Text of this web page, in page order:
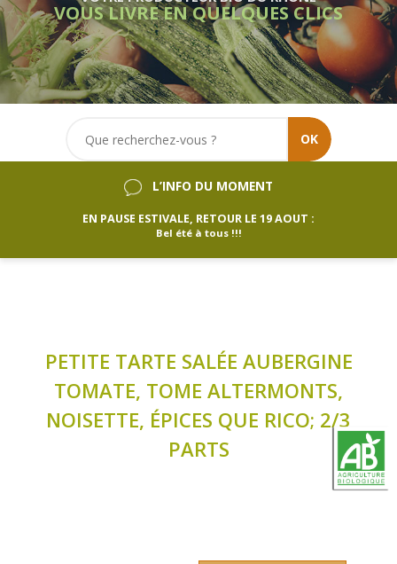
OK
L’INFO DU MOMENT
EN PAUSE ESTIVALE, RETOUR LE 19 AOUT :
Bel été à tous !!!
PETITE TARTE SALÉE AUBERGINE
TOMATE, TOME ALTERMONTS,
NOISETTE, ÉPICES QUE RICO; 2/3
PARTS